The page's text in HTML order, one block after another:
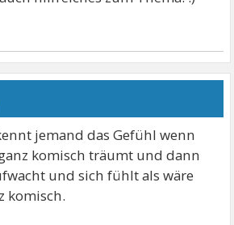
jemand das Gefühl wenn
komisch träumt und dann
und sich fühlt als wäre
komisch.